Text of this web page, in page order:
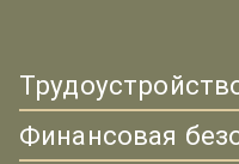
Финансовая